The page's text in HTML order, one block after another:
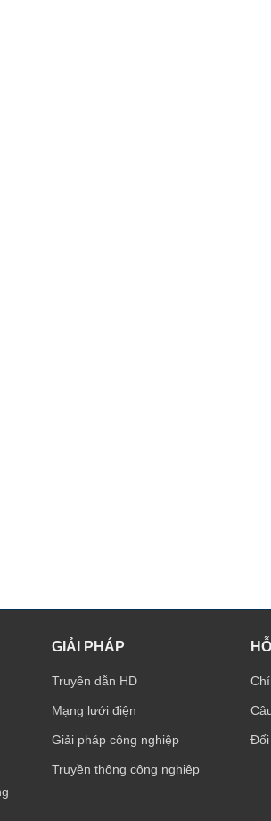
GIẢI PHÁP
Truyền dẫn HD
Mạng lưới điện
Giải pháp công nghiệp
Truyền thông công nghiệp
Đối